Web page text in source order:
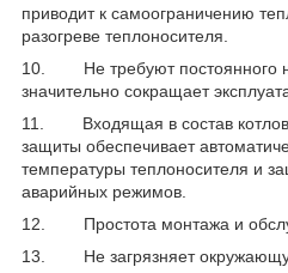
приводит к самоограничению
разогреве теплоносителя.
10. Не требуют постоянного
значительно сокращает
11. Входящая в состав котлов
защиты обеспечивает
температуры теплоносителя и
аварийных режимов.
12. Простота монтажа и
13. Не загрязняет